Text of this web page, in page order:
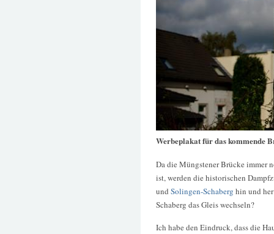
Werbeplakat für das kommende
Da die Müngstener Brücke immer
ist, werden die historischen
und Solingen-Schaberg hin und
Schaberg das Gleis wechseln?
Ich habe den Eindruck, dass die